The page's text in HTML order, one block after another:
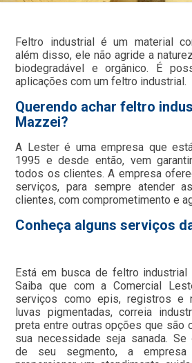
Feltro industrial é um material
além disso, ele não agride a
biodegradável e orgânico. É
aplicações com um feltro industrial.
Querendo achar feltro
Mazzei?
A Lester é uma empresa que
1995 e desde então, vem
todos os clientes. A empresa
serviços, para sempre atender
clientes, com comprometimento e
Conheça alguns serviços
Está em busca de feltro industrial
Saiba que com a Comercial
serviços como epis, registros e
luvas pigmentadas, correia
preta entre outras opções que são
sua necessidade seja sanada. Se
de seu segmento, a empresa